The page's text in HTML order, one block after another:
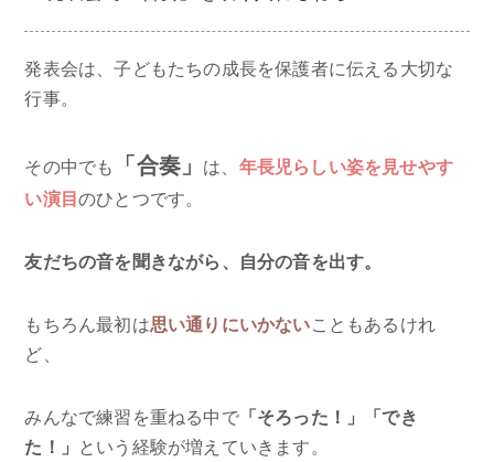
発表会は、子どもたちの成長を保護者に伝える大切な
行事。
その中でも 「合奏」 は、 年長児らしい姿を見せやす
い演目のひとつです。
友だちの音を聞きながら、自分の音を出す。
もちろん最初は思い通りにいかないこともあるけれ
ど、
みんなで練習を重ねる中で「そろった！」「でき
た！」
という経験が増えていきます。